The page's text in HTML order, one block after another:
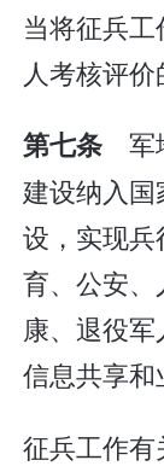
当将征兵
人考核评价
第七条 军
建设纳入
设，实现
育、公安
康、退役
信息共享和
征兵工作